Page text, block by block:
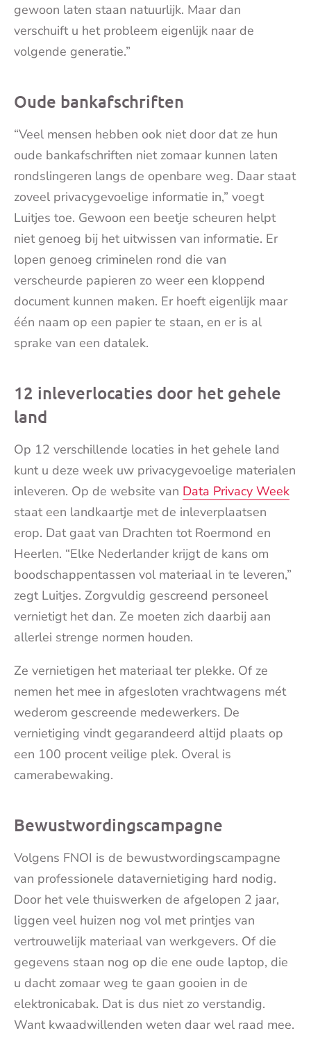
gewoon laten staan natuurlijk. Maar dan
verschuift u het probleem eigenlijk naar de
volgende generatie.”
Oude bankafschriften
“Veel mensen hebben ook niet door dat ze hun
oude bankafschriften niet zomaar kunnen laten
rondslingeren langs de openbare weg. Daar staat
zoveel privacygevoelige informatie in,” voegt
Luitjes toe. Gewoon een beetje scheuren helpt
niet genoeg bij het uitwissen van informatie. Er
lopen genoeg criminelen rond die van
verscheurde papieren zo weer een kloppend
document kunnen maken. Er hoeft eigenlijk maar
één naam op een papier te staan, en er is al
sprake van een datalek.
12 inleverlocaties door het gehele
land
Op 12 verschillende locaties in het gehele land
kunt u deze week uw privacygevoelige materialen
inleveren. Op de website van Data Privacy Week
staat een landkaartje met de inleverplaatsen
erop. Dat gaat van Drachten tot Roermond en
Heerlen. “Elke Nederlander krijgt de kans om
boodschappentassen vol materiaal in te leveren,”
zegt Luitjes. Zorgvuldig gescreend personeel
vernietigt het dan. Ze moeten zich daarbij aan
allerlei strenge normen houden.
Ze vernietigen het materiaal ter plekke. Of ze
nemen het mee in afgesloten vrachtwagens mét
wederom gescreende medewerkers. De
vernietiging vindt gegarandeerd altijd plaats op
een 100 procent veilige plek. Overal is
camerabewaking.
Bewustwordingscampagne
Volgens FNOI is de bewustwordingscampagne
van professionele datavernietiging hard nodig.
Door het vele thuiswerken de afgelopen 2 jaar,
liggen veel huizen nog vol met printjes van
vertrouwelijk materiaal van werkgevers. Of die
gegevens staan nog op die ene oude laptop, die
u dacht zomaar weg te gaan gooien in de
elektronicabak. Dat is dus niet zo verstandig.
Want kwaadwillenden weten daar wel raad mee.